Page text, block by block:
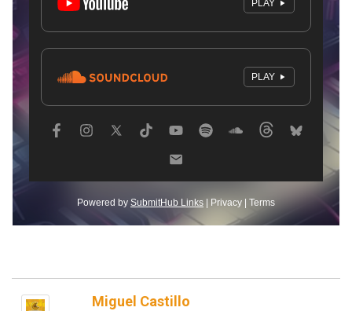
Miguel Castillo